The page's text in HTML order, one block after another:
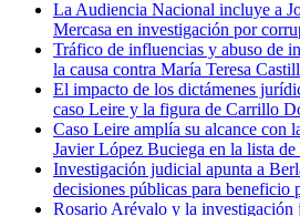
La Audiencia Nacional incluye a
Mercasa en investigación por
Tráfico de influencias y abuso de
la causa contra María Teresa
El impacto de los dictámenes
caso Leire y la figura de Carrillo
Caso Leire amplía su alcance con
Javier López Buciega en la lista de
Investigación judicial apunta a
decisiones públicas para beneficio
Rosario Arévalo y la